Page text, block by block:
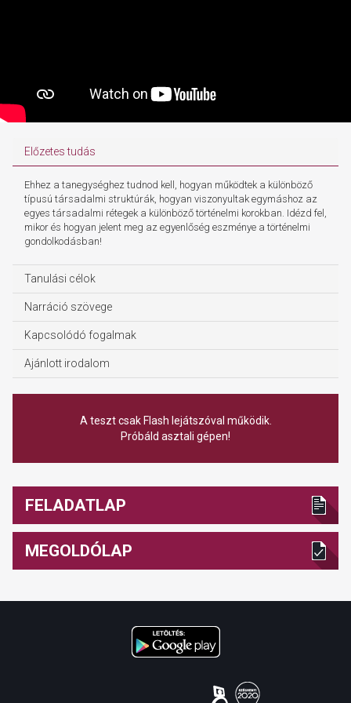
Előzetes tudás
Ehhez a tanegységhez tudnod kell, hogyan működtek a különböző
típusú társadalmi struktúrák, hogyan viszonyultak egymáshoz az
egyes társadalmi rétegek a különböző történelmi korokban. Idézd fel,
mikor és hogyan jelent meg az egyenlőség eszménye a történelmi
gondolkodásban!
Tanulási célok
Narráció szövege
Kapcsolódó fogalmak
Ajánlott irodalom
A teszt csak Flash lejátszóval működik.
Próbáld asztali gépen!
FELADATLAP
MEGOLDÓLAP